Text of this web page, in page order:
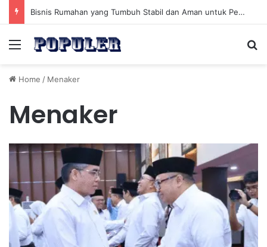
Bisnis Rumahan yang Tumbuh Stabil dan Aman untuk Pendapatan Jangka Panjang
Menu
Home / Menaker
Menaker